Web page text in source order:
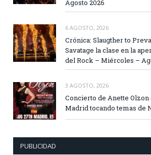
Agosto 2026
6 AGOSTO, 2026
Crónica: Slaugther to
Savatage la clase en la
del Rock – Miércoles –
3 AGOSTO, 2026
Concierto de Anette Olzon
Madrid tocando temas de
PUBLICIDAD